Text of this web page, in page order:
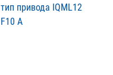
тип привода IQML12
F10 A